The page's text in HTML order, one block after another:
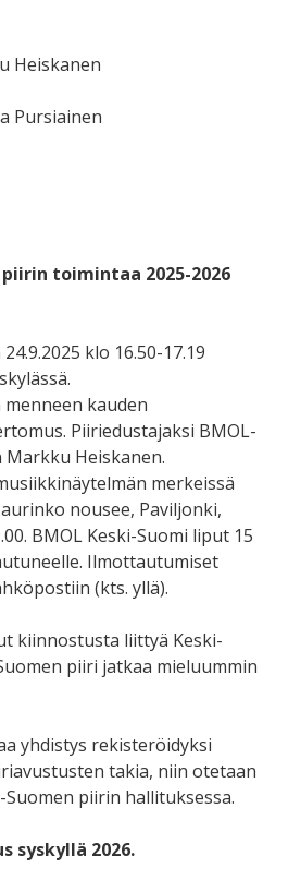
Heiskanen
Pursiainen
piirin toimintaa 2025-2026
klo 16.50-17.19
kauden
Piiriedustajaksi BMOL-
Heiskanen.
merkeissä
nousee, Paviljonki,
BMOL Keski-Suomi liput 15
Ilmottautumiset
(kts. yllä).
kiinnostusta liittyä Keski-
piiri jatkaa mieluummin
yhdistys rekisteröidyksi
takia, niin otetaan
Suomen piirin hallituksessa.
syskyllä 2026.